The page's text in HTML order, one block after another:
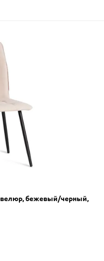
велюр, бежевый/черный,